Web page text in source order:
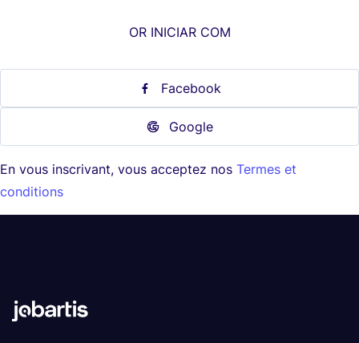
OR INICIAR COM
Facebook
Google
En vous inscrivant, vous acceptez nos Termes et
conditions